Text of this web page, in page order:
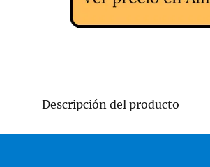
Descripción del producto